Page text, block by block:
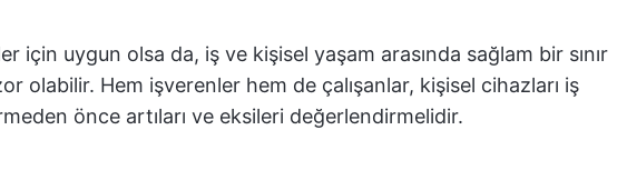
için uygun olsa da, iş ve kişisel yaşam arasında sağlam bir sınır
olabilir. Hem işverenler hem de çalışanlar, kişisel cihazları iş
önce artıları ve eksileri değerlendirmelidir.